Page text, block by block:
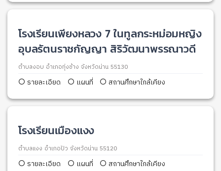
โรงเรียนเพียงหลวง 7 ในทูลกระหม่อมหญิง
อุบลรัตนราชกัญญา สิริวัฒนาพรรณาวดี
ตำบลงอบ อำเภอทุ่งช้าง จังหวัดน่าน 55130
รายละเอียด แผนที่ สถานศึกษาใกล้เคียง
โรงเรียนเมืองแงง
ตำบลแงง อำเภอปัว จังหวัดน่าน 55120
รายละเอียด แผนที่ สถานศึกษาใกล้เคียง